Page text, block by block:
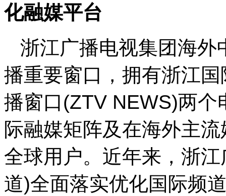
化融媒平台
浙江广播电视集团海外
播重要窗口，拥有浙江
播窗口(ZTV NEWS)两个
际融媒矩阵及在海外主
全球用户。近年来，浙
道)全面落实优化国际频